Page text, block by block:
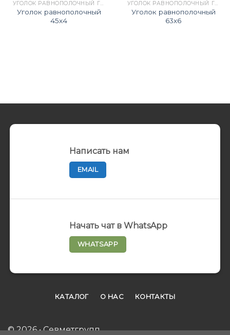
УГОЛОК РАВНОПОЛОЧНЫЙ Г/К ГОСТ 8509-93
Уголок равнополочный
45х4
УГОЛОК РАВНОПОЛОЧНЫЙ Г/К ГОСТ 8509-93
Уголок равнополочный
63х6
Написать нам
EMAIL
Начать чат в WhatsApp
WHATSAPP
© 2026 • Севметгрупп
КАТАЛОГ О НАС КОНТАКТЫ